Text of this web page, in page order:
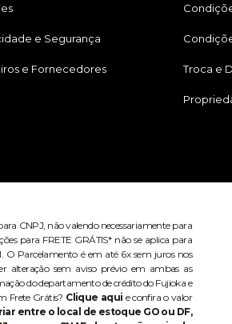
e Segurança
e Fornecedores Troca e
CNPJ, não valendo necessariamente para
para FRETE GRÁTIS* não se aplica para
O Parcelamento é em até 6x sem juros nos
alteração sem aviso prévio em ambas as
do departamento de crédito do Fujioka e
Frete Grátis? Clique aqui e confira o valor
entre o local de estoque GO ou DF,